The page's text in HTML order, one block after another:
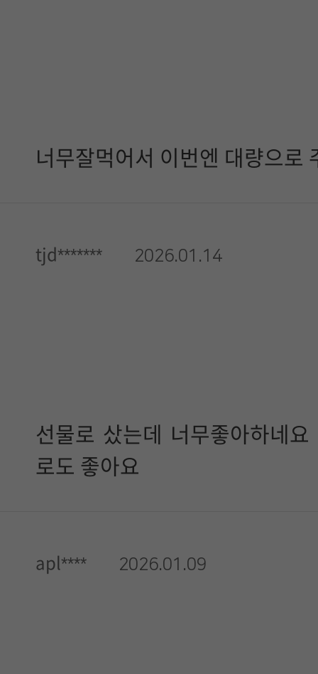
너무잘먹어서 이번엔 대량으로
tjd******* 2026.01.14
선물로 샀는데 너무좋아하네
로도 좋아요
apl**** 2026.01.09